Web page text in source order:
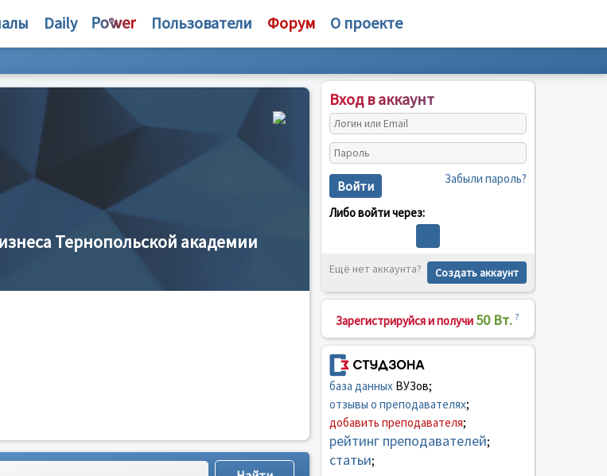
Daily Пользователи Форум О проекте
Тернопольской академии
Вход в аккаунт
Войти Забыли пароль?
Либо войти через:
Ещё нет аккаунта? Создать аккаунт
Зарегистрируйся и получи 50 Вт. ?
база данныхВУЗов;
отзывы о преподавателях;
добавить преподавателя;
рейтинг преподавателей;
статьи;